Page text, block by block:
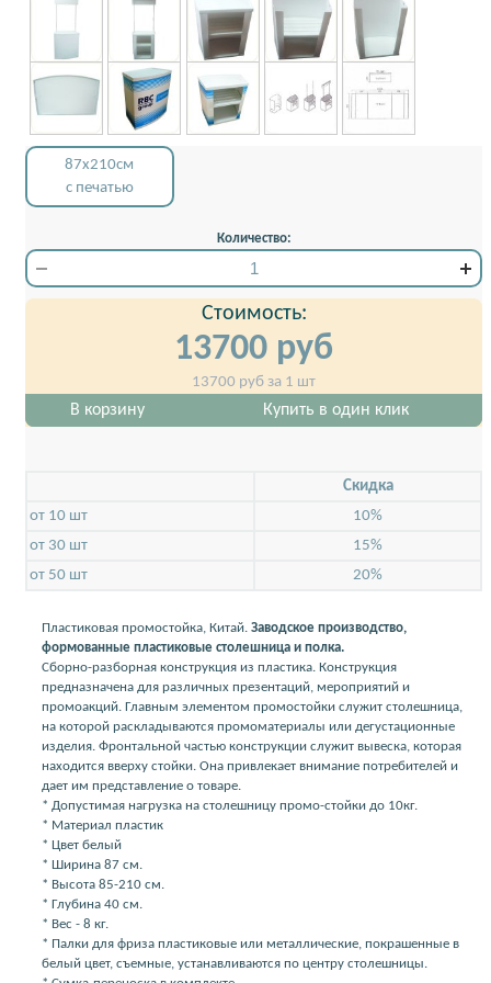
87x210см
с печатью
Количество:
Стоимость:
13700 руб
13700 руб за 1 шт
В корзину Купить в один клик
Скидкa
от 10 шт
10%
от 30 шт
15%
от 50 шт
20%
Пластиковая промостойка, Китай. Заводское производство,
формованные пластиковые столешница и полка.
Сборно-разборная конструкция из пластика. Конструкция
предназначена для различных презентаций, мероприятий и
промоакций. Главным элементом промостойки служит столешница,
на которой раскладываются промоматериалы или дегустационные
изделия. Фронтальной частью конструкции служит вывеска, которая
находится вверху стойки. Она привлекает внимание потребителей и
дает им представление о товаре.
* Допустимая нагрузка на столешницу промо-стойки до 10кг.
* Материал пластик
* Цвет белый
* Ширина 87 см.
* Высота 85-210 см.
* Глубина 40 см.
* Вес - 8 кг.
* Палки для фриза пластиковые или металлические, покрашенные в
белый цвет, съемные, устанавливаются по центру столешницы.